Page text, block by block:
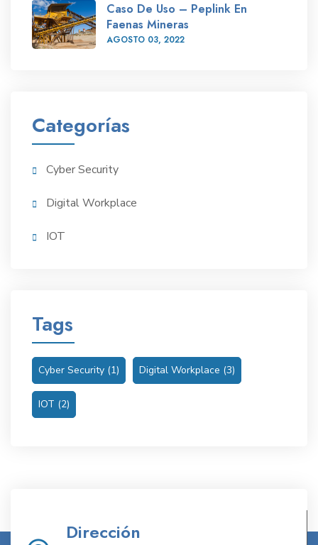
Caso De Uso – Peplink En
Faenas Mineras
AGOSTO 03, 2022
Categorías
Cyber Security
Digital Workplace
IOT
Tags
Cyber Security (1) Digital Workplace (3)
IOT (2)
Dirección